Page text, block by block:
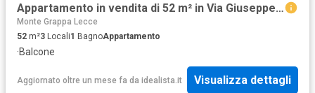
Appartamento in vendita di 52 m² in Via Giuseppe Verdi Atena, 1
Monte Grappa Lecce
52 m²3 Locali1 BagnoAppartamento
·Balcone
Aggiornato oltre un mese fa da idealista.it Visualizza dettagli